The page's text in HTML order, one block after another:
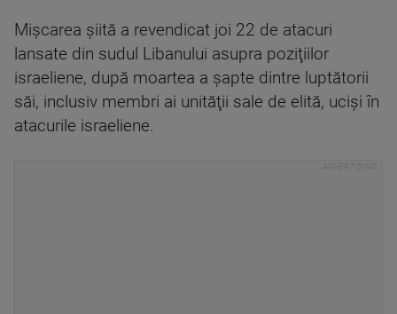
Mişcarea şiită a revendicat joi 22 de atacuri
lansate din sudul Libanului asupra poziţiilor
israeliene, după moartea a şapte dintre luptătorii
săi, inclusiv membri ai unităţii sale de elită, ucişi în
atacurile israeliene.